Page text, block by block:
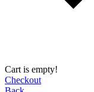
Cart is empty!
Checkout